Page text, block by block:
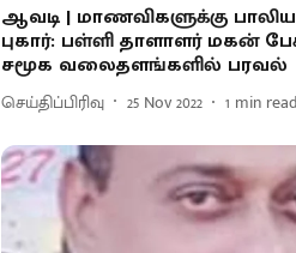
ஆவடி | மாணவிகளுக்கு
புகார்: பள்ளி தாளாளர் மகன்
சமூக வலைதளங்களில் பரவல்
செய்திப்பிரிவு 25 Nov 2022 1 min read